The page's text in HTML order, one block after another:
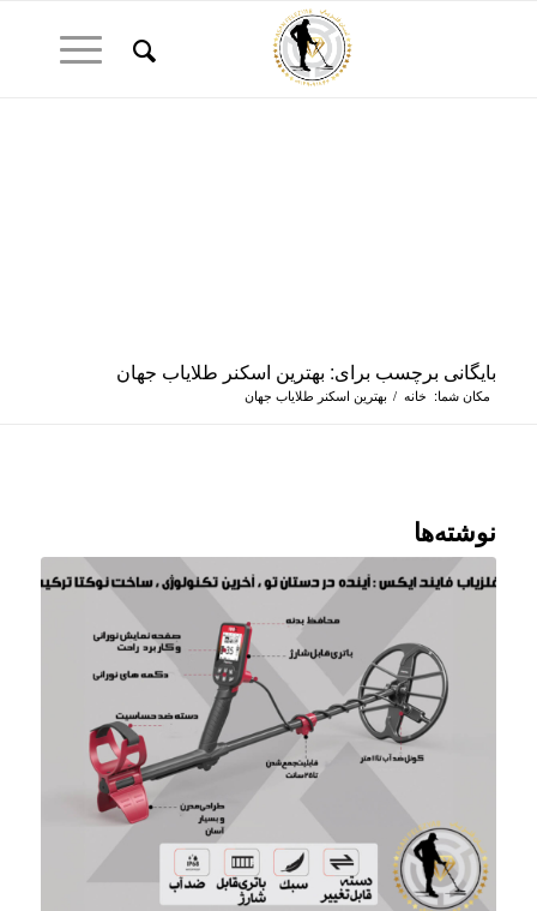
بایگانی برچسب برای: بهترین اسکنر طلایاب جهان
مکان شما: خانه / بهترین اسکنر طلایاب جهان
نوشته‌ها